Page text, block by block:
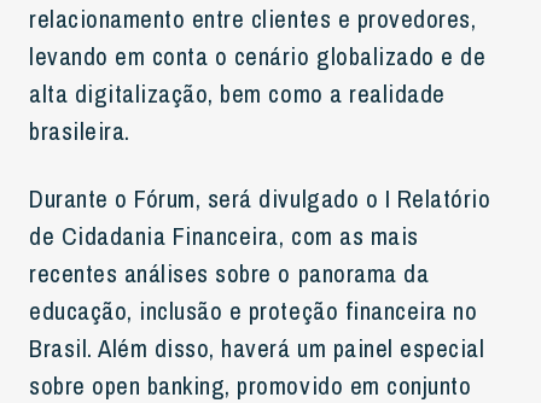
relacionamento entre clientes e provedores,
levando em conta o cenário globalizado e de
alta digitalização, bem como a realidade
brasileira.
Durante o Fórum, será divulgado o I Relatório
de Cidadania Financeira, com as mais
recentes análises sobre o panorama da
educação, inclusão e proteção financeira no
Brasil. Além disso, haverá um painel especial
sobre open banking, promovido em conjunto